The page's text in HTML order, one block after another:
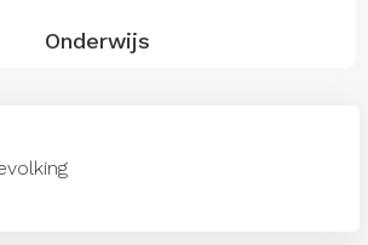
Onderwijs